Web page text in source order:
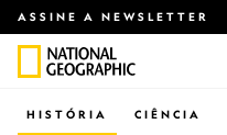
ASSINE A NEWSLETTER
CIÊNCIA
HISTÓRIA